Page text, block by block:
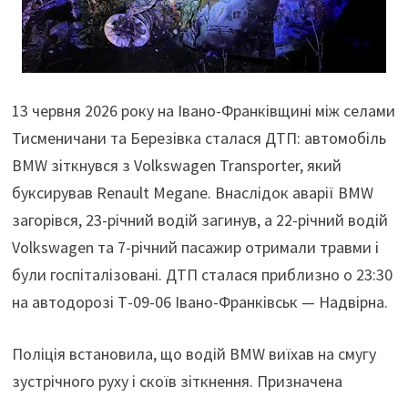
13 червня 2026 року на Івано-Франківщині між селами
Тисменичани та Березівка сталася ДТП: автомобіль
BMW зіткнувся з Volkswagen Transporter, який
буксирував Renault Megane. Внаслідок аварії BMW
загорівся, 23-річний водій загинув, а 22-річний водій
Volkswagen та 7-річний пасажир отримали травми і
були госпіталізовані. ДТП сталася приблизно о 23:30
на автодорозі Т-09-06 Івано-Франківськ — Надвірна.
Поліція встановила, що водій BMW виїхав на смугу
зустрічного руху і скоїв зіткнення. Призначена